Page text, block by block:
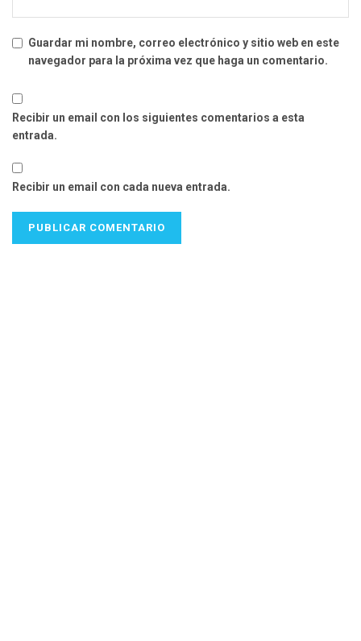
Guardar mi nombre, correo electrónico y sitio web en este
navegador para la próxima vez que haga un comentario.
Recibir un email con los siguientes comentarios a esta
entrada.
Recibir un email con cada nueva entrada.